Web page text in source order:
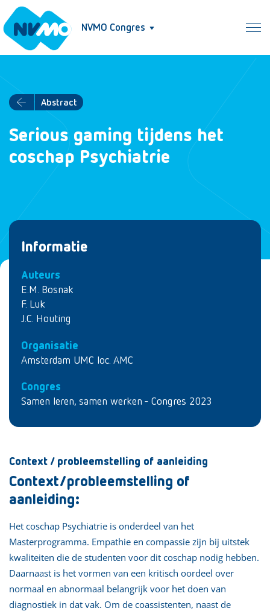
NVMO Congres
Abstract
Serious gaming tijdens het
coschap Psychiatrie
Informatie
Auteurs
E.M. Bosnak
F. Luk
J.C. Houting
Organisatie
Amsterdam UMC loc. AMC
Congres
Samen leren, samen werken - Congres 2023
Context / probleemstelling of aanleiding
Context/probleemstelling of
aanleiding:
Het coschap Psychiatrie is onderdeel van het
Masterprogramma. Empathie en compassie zijn bij uitstek
kwaliteiten die de studenten voor dit coschap nodig hebben.
Daarnaast is het vormen van een kritisch oordeel over
normaal en abnormaal belangrijk voor het doen van
diagnostiek in dat vak. Om de coassistenten, naast de